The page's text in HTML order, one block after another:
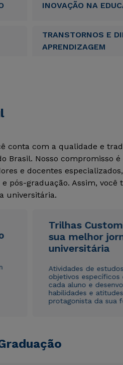
INOVAÇÃO NA
TRANSTORNOS E
APRENDIZAGEM
conta com a qualidade e
Brasil. Nosso compromisso
e docentes
pós-graduação. Assim, você
universitária.
Trilhas
sua melhor
universitária
Atividades de
objetivos específicos
cada aluno e
habilidades e
protagonista da sua
Rápido
Estou de
autorizo que
envio de
Rápido
Estou de
autorizo que
envio de